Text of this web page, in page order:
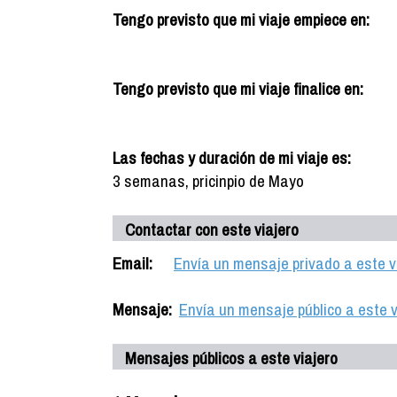
Tengo previsto que mi viaje empiece en:
Tengo previsto que mi viaje finalice en:
Las fechas y duración de mi viaje es:
3 semanas, pricinpio de Mayo
Contactar con este viajero
Email:
Envía un mensaje privado a este
Mensaje: Envía un mensaje público a este
Mensajes públicos a este viajero